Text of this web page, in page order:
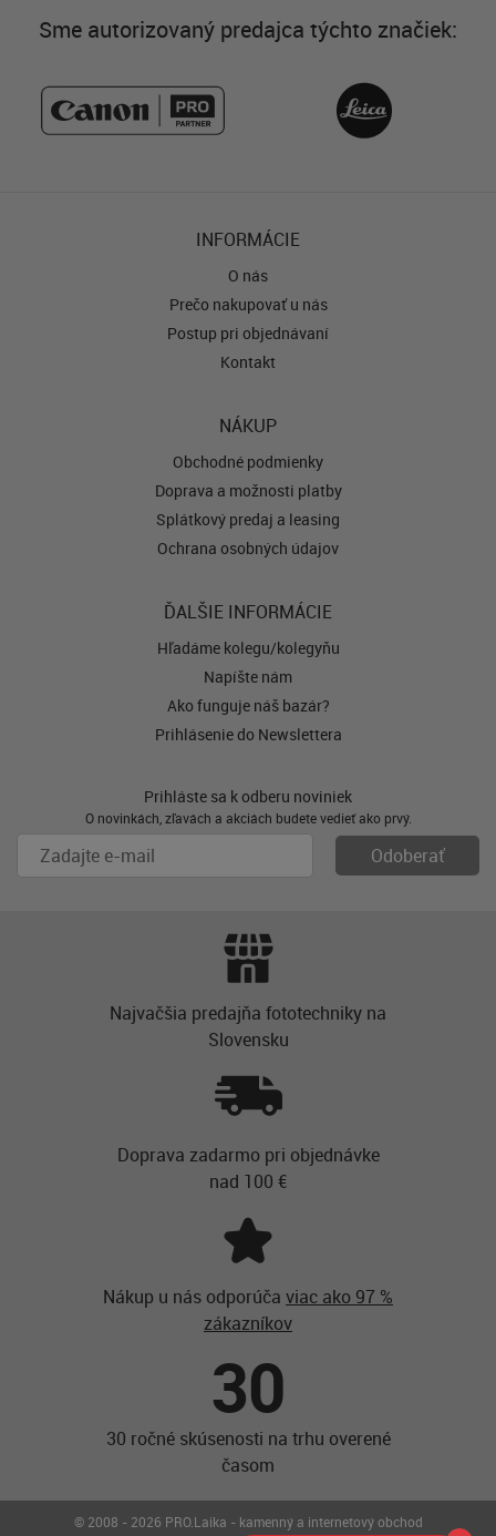
Sme autorizovaný predajca týchto značiek:
INFORMÁCIE
O nás
Prečo nakupovať u nás
Postup pri objednávaní
Kontakt
NÁKUP
Obchodné podmienky
Doprava a možnosti platby
Splátkový predaj a leasing
Ochrana osobných údajov
ĎALŠIE INFORMÁCIE
Hľadáme kolegu/kolegyňu
Napíšte nám
Ako funguje náš bazár?
Prihlásenie do Newslettera
Prihláste sa k odberu noviniek
O novinkách, zľavách a akciách budete vedieť ako prvý.
Najvačšia predajňa fototechniky na
Slovensku
Doprava zadarmo pri objednávke
nad 100 €
Nákup u nás odporúča viac ako 97 %
zákazníkov
30
30 ročné skúsenosti na trhu overené
časom
© 2008 - 2026 PRO.Laika - kamenný a internetový obchod